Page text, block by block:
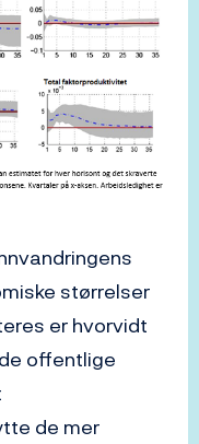
størrelser
er hvorvidt
offentlige
de mer